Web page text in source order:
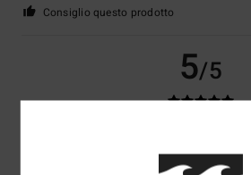
Consiglio questo prodotto
5/5